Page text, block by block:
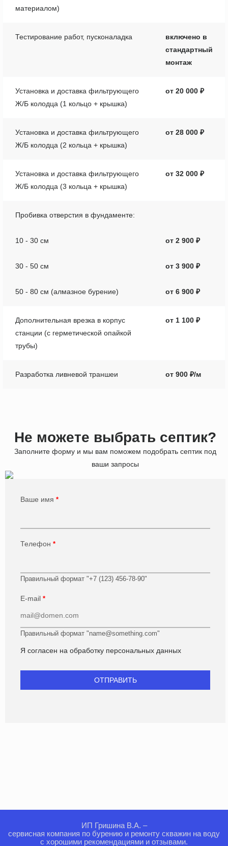
материалом)
Тестирование работ, пусконаладка
включено в
стандартный
монтаж
Установка и доставка фильтрующего
Ж/Б колодца (1 кольцо + крышка)
от 20 000 ₽
Установка и доставка фильтрующего
Ж/Б колодца (2 кольца + крышка)
от 28 000 ₽
Установка и доставка фильтрующего
Ж/Б колодца (3 кольца + крышка)
от 32 000 ₽
Пробивка отверстия в фундаменте:
10 - 30 см
30 - 50 см
50 - 80 см (алмазное бурение)
от 2 900 ₽
от 3 900 ₽
от 6 900 ₽
Дополнительная врезка в корпус
станции (с герметической опайкой
трубы)
от 1 100 ₽
Разработка ливневой траншеи от 900 ₽/м
Не можете выбрать септик?
Заполните форму и мы вам поможем подобрать септик под
ваши запросы
Ваше имя *
Телефон *
Правильный формат "+7 (123) 456-78-90"
E-mail *
Правильный формат "name@something.com"
Я согласен на обработку персональных данных
ИП Гришина В.А. –
сервисная компания по бурению и ремонту скважин на воду
с хорошими рекомендациями и отзывами.